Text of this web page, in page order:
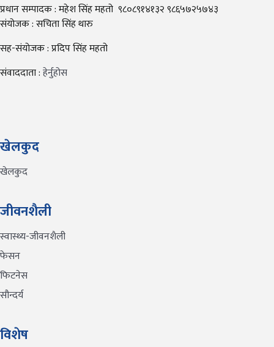
प्रधान सम्पादक : महेश सिंह महतो ९८०८९१४१३२ ९८६५७२५७४३
संयोजक : सचिता सिंह थारु
सह-संयोजक : प्रदिप सिंह महतो
संवाददाता :हेर्नुहोस
खेलकुद
खेलकुद
जीवनशैली
स्वास्थ्य-जीवनशैली
फेसन
फिटनेस
सौन्दर्य
विशेष